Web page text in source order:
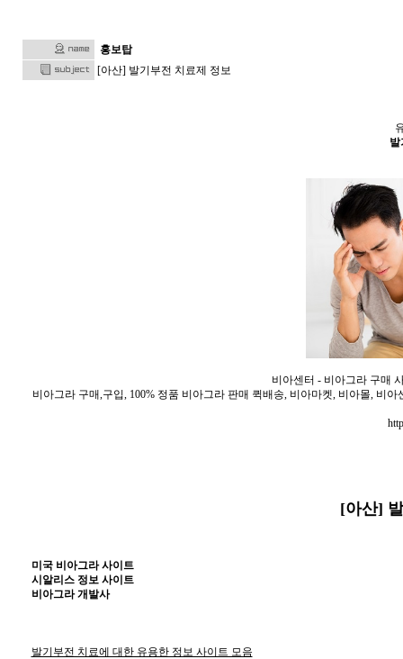
홍보탑
[아산] 발기부전 치료제 정보
발
비아센터 - 비아그라 구매
비아그라 구매,구입, 100% 정품 비아그라 판매 퀵배송, 비아마켓, 비아몰, 비
[아산]
미국 비아그라 사이트
시알리스 정보 사이트
비아그라 개발사
발기부전 치료에 대한 유용한 정보 사이트 모음